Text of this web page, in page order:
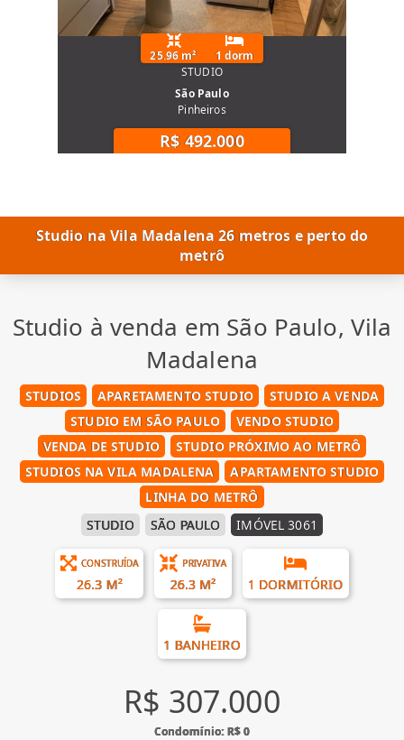
25.96 m²
1 dorm
STUDIO
São Paulo
Pinheiros
R$ 492.000
Studio na Vila Madalena 26 metros e perto do
metrô
Studio à venda em São Paulo, Vila
Madalena
STUDIOS APARETAMENTO STUDIO
STUDIO A VENDA
STUDIO EM SÃO PAULO
VENDO STUDIO
VENDA DE STUDIO
STUDIO PRÓXIMO AO METRÔ
STUDIOS NA VILA MADALENA
APARTAMENTO STUDIO
LINHA DO METRÔ
STUDIO
SÃO PAULO IMÓVEL 3061
CONSTRUÍDA
26.3 M²
PRIVATIVA
26.3 M² 1 DORMITÓRIO
1 BANHEIRO
R$ 307.000
Condomínio: R$ 0